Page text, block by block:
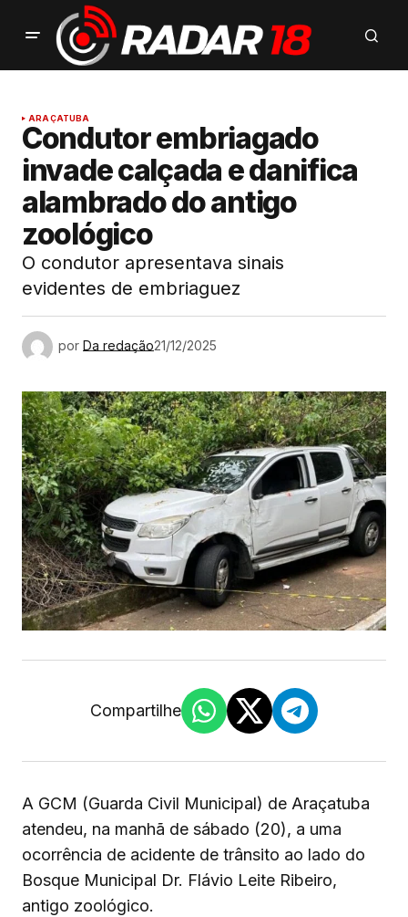
ARAÇATUBA
Condutor embriagado
invade calçada e danifica
alambrado do antigo
zoológico
O condutor apresentava sinais
evidentes de embriaguez
por Da redação21/12/2025
Compartilhe
A GCM (Guarda Civil Municipal) de Araçatuba
atendeu, na manhã de sábado (20), a uma
ocorrência de acidente de trânsito ao lado do
Bosque Municipal Dr. Flávio Leite Ribeiro,
antigo zoológico.